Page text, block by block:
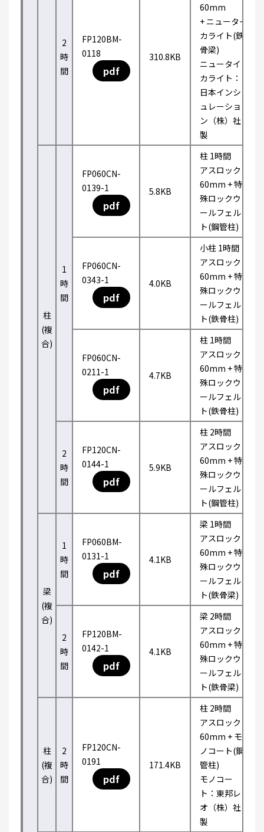
2
時
間
FP120BM-
0118
pdf
310.8KB
60mm
+ ニュータイ
カライト(鉄
骨梁)
ニュータイ
カライト：
日本インシ
ュレーショ
ン（株）社
製
柱
(複
合)
1
時
間
FP060CN-
0139-1
pdf
5.8KB
柱 1時間
アスロック
60mm + 特
殊ロックウ
ールフェル
ト(鋼管柱)
FP060CN-
0343-1
pdf
4.0KB
小柱 1時間
アスロック
60mm + 特
殊ロックウ
ールフェル
ト(鉄骨柱)
FP060CN-
0211-1
pdf
4.7KB
柱 1時間
アスロック
60mm + 特
殊ロックウ
ールフェル
ト(鉄骨柱)
2
時
間
FP120CN-
0144-1
pdf
5.9KB
柱 2時間
アスロック
60mm + 特
殊ロックウ
ールフェル
ト(鋼管柱)
梁
(複
合)
1
時
間
FP060BM-
0131-1
pdf
4.1KB
梁 1時間
アスロック
60mm + 特
殊ロックウ
ールフェル
ト(鉄骨梁)
2
時
間
FP120BM-
0142-1
pdf
4.1KB
梁 2時間
アスロック
60mm + 特
殊ロックウ
ールフェル
ト(鉄骨梁)
柱
(複
合)
2
時
間
FP120CN-
0191
pdf
171.4KB
柱 2時間
アスロック
60mm + モ
ノコート(鋼
管柱)
モノコー
ト：東邦レ
オ（株）社
製